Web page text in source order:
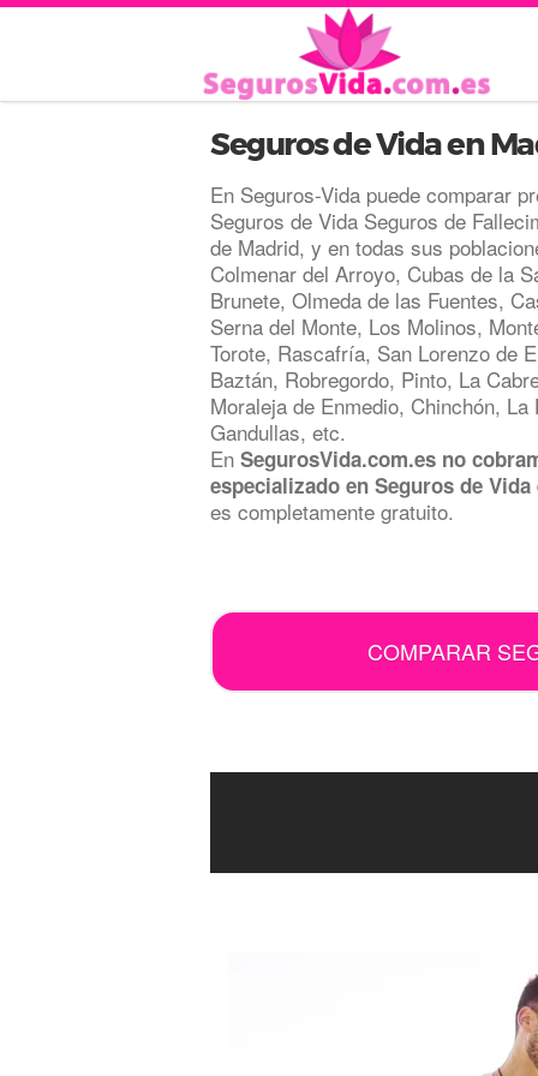
Seguros de Vida en
En Seguros-Vida puede comparar
Seguros de Vida Seguros de
de Madrid, y en todas sus
Colmenar del Arroyo, Cubas de la
Brunete, Olmeda de las Fuentes,
Serna del Monte, Los Molinos,
Torote, Rascafría, San Lorenzo de
Baztán, Robregordo, Pinto, La
Moraleja de Enmedio, Chinchón,
Gandullas, etc.
En SegurosVida.com.es no
especializado en Seguros de
es completamente gratuito.
COMPARAR